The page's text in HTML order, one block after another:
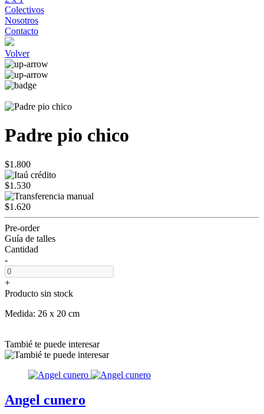
Colectivos
Nosotros
Contacto
Volver
Padre pio chico
$1.800
$1.530
$1.620
Pre-order
Guía de talles
Cantidad
-
+
Producto sin stock
Medida: 26 x 20 cm
Tambié te puede interesar
Angel cunero